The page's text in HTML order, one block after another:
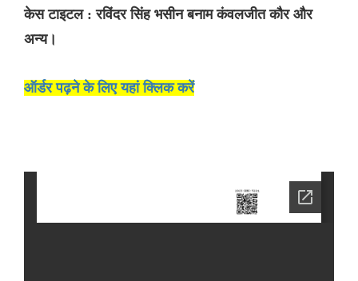
केस टाइटल : रविंदर सिंह भसीन बनाम कंवलजीत कौर और
अन्य।
ऑर्डर पढ़ने के लिए यहां क्लिक करें